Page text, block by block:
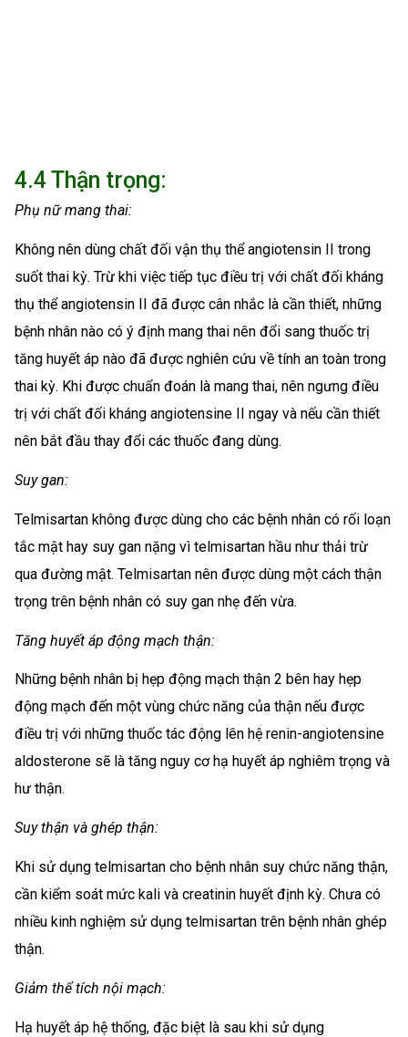
4.4 Thận trọng:
Phụ nữ mang thai:
Không nên dùng chất đối vận thụ thể angiotensin II trong
suốt thai kỳ. Trừ khi việc tiếp tục điều trị với chất đối kháng
thụ thể angiotensin II đã được cân nhắc là cần thiết, những
bệnh nhân nào có ý định mang thai nên đổi sang thuốc trị
tăng huyết áp nào đã được nghiên cứu về tính an toàn trong
thai kỳ. Khi được chuẩn đoán là mang thai, nên ngưng điều
trị với chất đối kháng angiotensine II ngay và nếu cần thiết
nên bắt đầu thay đổi các thuốc đang dùng.
Suy gan:
Telmisartan không được dùng cho các bệnh nhân có rối loạn
tắc mật hay suy gan nặng vì telmisartan hầu như thải trừ
qua đường mật. Telmisartan nên được dùng một cách thận
trọng trên bệnh nhân có suy gan nhẹ đến vừa.
Tăng huyết áp động mạch thận:
Những bệnh nhân bị hẹp động mạch thận 2 bên hay hẹp
động mạch đến một vùng chức năng của thận nếu được
điều trị với những thuốc tác động lên hệ renin-angiotensine
aldosterone sẽ là tăng nguy cơ hạ huyết áp nghiêm trọng và
hư thận.
Suy thận và ghép thận:
Khi sử dụng telmisartan cho bệnh nhân suy chức năng thận,
cần kiểm soát mức kali và creatinin huyết định kỳ. Chưa có
nhiều kinh nghiệm sử dụng telmisartan trên bệnh nhân ghép
thận.
Giảm thể tích nội mạch:
Hạ huyết áp hệ thống, đặc biệt là sau khi sử dụng